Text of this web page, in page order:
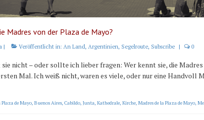
Madres von der Plaza de Mayo?
| Veröffentlicht in: An Land, Argentinien, Segelroute, Subscribe | 0
nicht – oder sollte ich lieber fragen: Wer kennt sie, die
Mal. Ich weiß nicht, waren es viele, oder nur eine Handvoll
Plaza de Mayo, Buenos Aires, Cabildo, Junta, Kathedrale, Kirche, Madres de la Plaza de Mayo,